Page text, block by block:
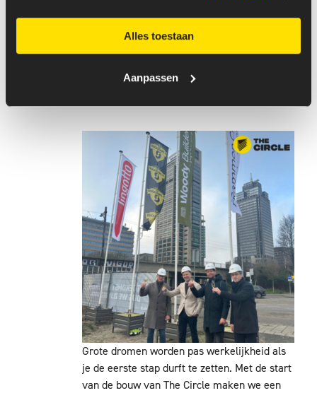
Alles toestaan
Aanpassen
DECEMBER 2025 - DE
TOEKOMST KUN JE
MAKEN. DUS WE
ZIJN BEGONNEN.
Grote dromen worden pas werkelijkheid als
je de eerste stap durft te zetten. Met de start
van de bouw van The Circle maken we een